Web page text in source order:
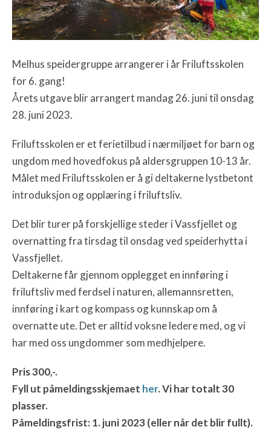
Melhus speidergruppe arrangerer i år Friluftsskolen
for 6. gang!
Årets utgave blir arrangert mandag 26. juni til onsdag
28. juni 2023.
Friluftsskolen er et ferietilbud i nærmiljøet for barn og
ungdom med hovedfokus på aldersgruppen 10-13 år.
Målet med Friluftsskolen er å gi deltakerne lystbetont
introduksjon og opplæring i friluftsliv.
Det blir turer på forskjellige steder i Vassfjellet og
overnatting fra tirsdag til onsdag ved speiderhytta i
Vassfjellet.
Deltakerne får gjennom opplegget en innføring i
friluftsliv med ferdsel i naturen, allemannsretten,
innføring i kart og kompass og kunnskap om å
overnatte ute. Det er alltid voksne ledere med, og vi
har med oss ungdommer som medhjelpere.
Pris 300,-.
Fyll ut påmeldingsskjemaet her. Vi har totalt 30
plasser.
Påmeldingsfrist: 1. juni 2023 (eller når det blir fullt).